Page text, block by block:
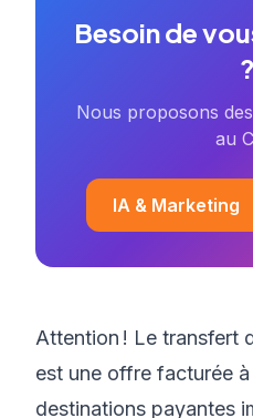
Besoin de
?
Nous proposons
au
IA & Marketing
Attention ! Le transfert
est une offre facturée
destinations payantes